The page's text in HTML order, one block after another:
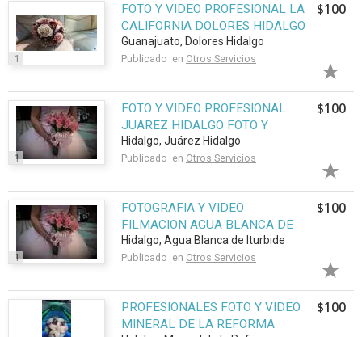
1
FOTO Y VIDEO PROFESIONAL LA
CALIFORNIA DOLORES HIDALGO
Guanajuato, Dolores Hidalgo
Publicado en Otros Servicios
$100
1
FOTO Y VIDEO PROFESIONAL
JUAREZ HIDALGO FOTO Y
VIDEO
Hidalgo, Juárez Hidalgo
Publicado en Otros Servicios
$100
1
FOTOGRAFIA Y VIDEO
FILMACION AGUA BLANCA DE
ITURBIDE ẀÉE
Hidalgo, Agua Blanca de Iturbide
Publicado en Otros Servicios
$100
PROFESIONALES FOTO Y VIDEO
MINERAL DE LA REFORMA
$100